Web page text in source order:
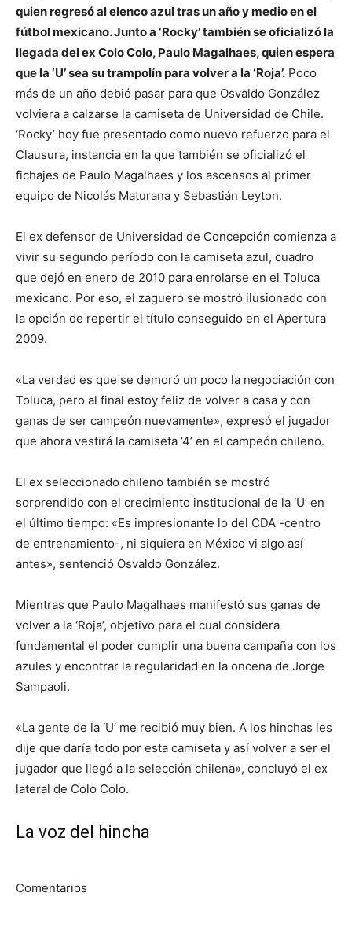
quien regresó al elenco azul tras un año y medio en el
fútbol mexicano. Junto a ‘Rocky’ también se oficializó la
llegada del ex Colo Colo, Paulo Magalhaes, quien espera
que la ‘U’ sea su trampolín para volver a la ‘Roja’. Poco
más de un año debió pasar para que Osvaldo González
volviera a calzarse la camiseta de Universidad de Chile.
‘Rocky’ hoy fue presentado como nuevo refuerzo para el
Clausura, instancia en la que también se oficializó el
fichajes de Paulo Magalhaes y los ascensos al primer
equipo de Nicolás Maturana y Sebastián Leyton.
El ex defensor de Universidad de Concepción comienza a
vivir su segundo período con la camiseta azul, cuadro
que dejó en enero de 2010 para enrolarse en el Toluca
mexicano. Por eso, el zaguero se mostró ilusionado con
la opción de repertir el título conseguido en el Apertura
2009.
«La verdad es que se demoró un poco la negociación con
Toluca, pero al final estoy feliz de volver a casa y con
ganas de ser campeón nuevamente», expresó el jugador
que ahora vestirá la camiseta ‘4’ en el campeón chileno.
El ex seleccionado chileno también se mostró
sorprendido con el crecimiento institucional de la ‘U’ en
el último tiempo: «Es impresionante lo del CDA -centro
de entrenamiento-, ni siquiera en México vi algo así
antes», sentenció Osvaldo González.
Mientras que Paulo Magalhaes manifestó sus ganas de
volver a la ‘Roja’, objetivo para el cual considera
fundamental el poder cumplir una buena campaña con los
azules y encontrar la regularidad en la oncena de Jorge
Sampaoli.
«La gente de la ‘U’ me recibió muy bien. A los hinchas les
dije que daría todo por esta camiseta y así volver a ser el
jugador que llegó a la selección chilena», concluyó el ex
lateral de Colo Colo.
La voz del hincha
Comentarios